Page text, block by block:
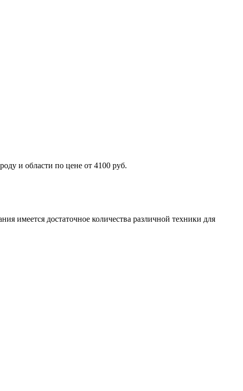
и области по цене от 4100 руб.
имеется достаточное количества различной техники для